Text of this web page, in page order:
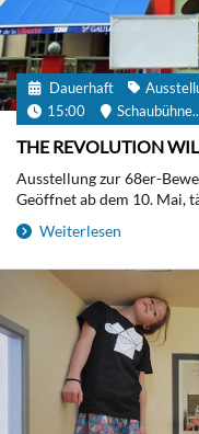
Dauerhaft
15:00
THE REVOLUTION
Ausstellung zur 68er-
Geöffnet ab dem 10. Mai,
Weiterlesen